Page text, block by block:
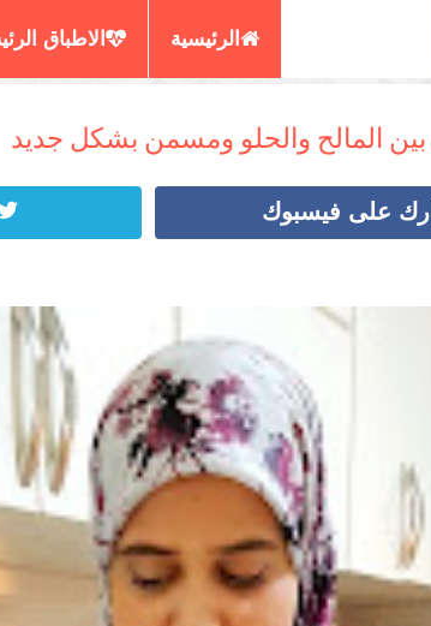
الرئيسية الاطباق
المالح والحلو ومسمن بشكل جديد
على فيسبوك